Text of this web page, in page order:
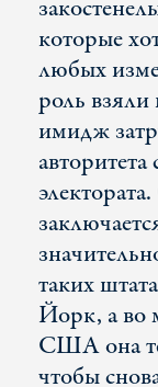
которые
любых
роль
имидж
таких
Йорк, а во
США она
чтобы